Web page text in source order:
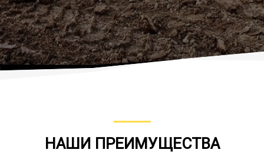
НАШИ ПРЕИМУЩЕСТВА